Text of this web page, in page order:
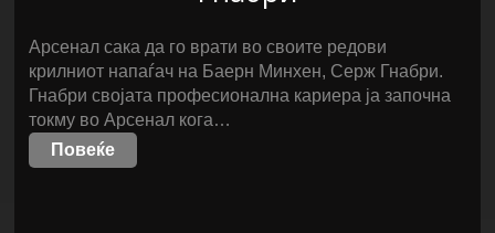
Арсенал сака да го врати во своите редови
крилниот напаѓач на Баерн Минхен, Серж Гнабри.
Гнабри својата професионална кариера ја започна
токму во Арсенал кога…
Повеќе